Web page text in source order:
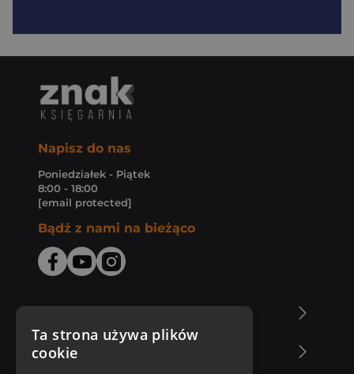
Napisz do nas
Poniedziałek - Piątek
8:00 - 18:00
[email protected]
Bądź z nami na bieżąco
Zakupy u nas
Ta strona używa plików
cookie